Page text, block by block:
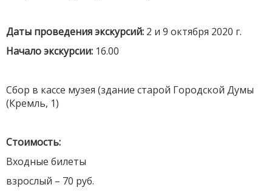
Даты проведения экскурсий: 2 и 9 октября 2020 г.
Начало экскурсии: 16.00
Сбор в кассе музея (здание старой Городской Думы
(Кремль, 1)
Стоимость:
Входные билеты
взрослый – 70 руб.